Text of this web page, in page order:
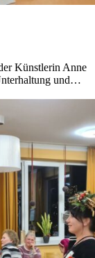
Künstlerin Anne
und…